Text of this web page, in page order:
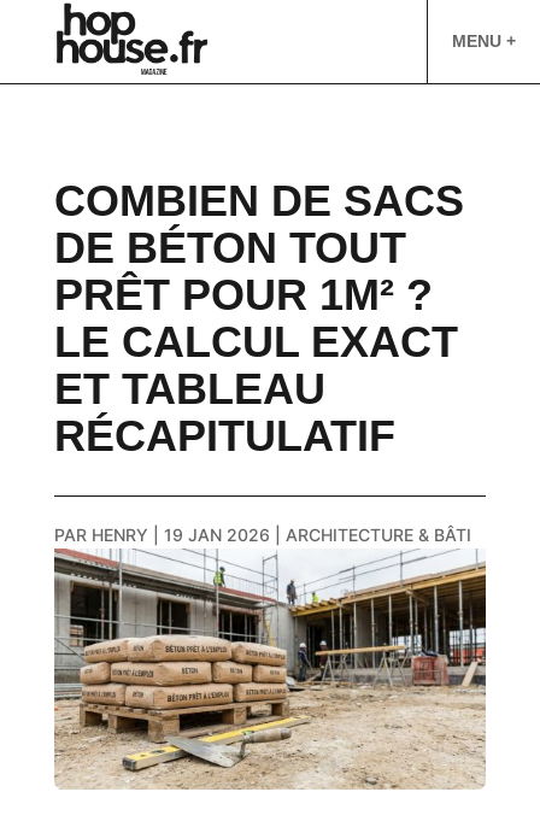
MENU +
COMBIEN DE SACS
DE BÉTON TOUT
PRÊT POUR 1M² ?
LE CALCUL EXACT
ET TABLEAU
RÉCAPITULATIF
PAR HENRY 19 JAN 2026 ARCHITECTURE & BÂTI